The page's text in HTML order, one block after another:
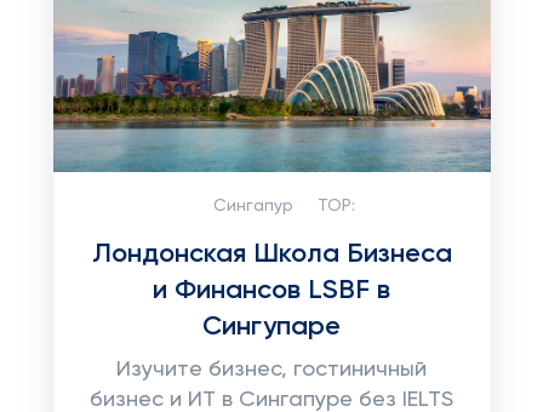
Сингапур TOP:
Лондонская Школа Бизнеса
и Финансов LSBF в
Сингупаре
Изучите бизнес, гостиничный
бизнес и ИТ в Сингапуре без IELTS